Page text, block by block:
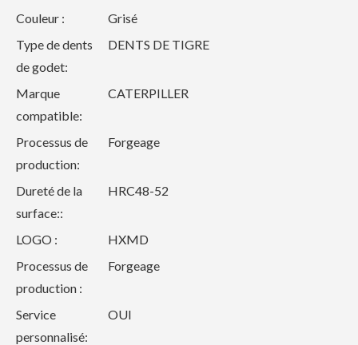
Couleur :
Grisé
Type de dents
de godet:
DENTS DE TIGRE
Marque
compatible:
CATERPILLER
Processus de
production:
Forgeage
Dureté de la
surface::
HRC48-52
LOGO :
HXMD
Processus de
production :
Forgeage
Service
personnalisé:
OUI